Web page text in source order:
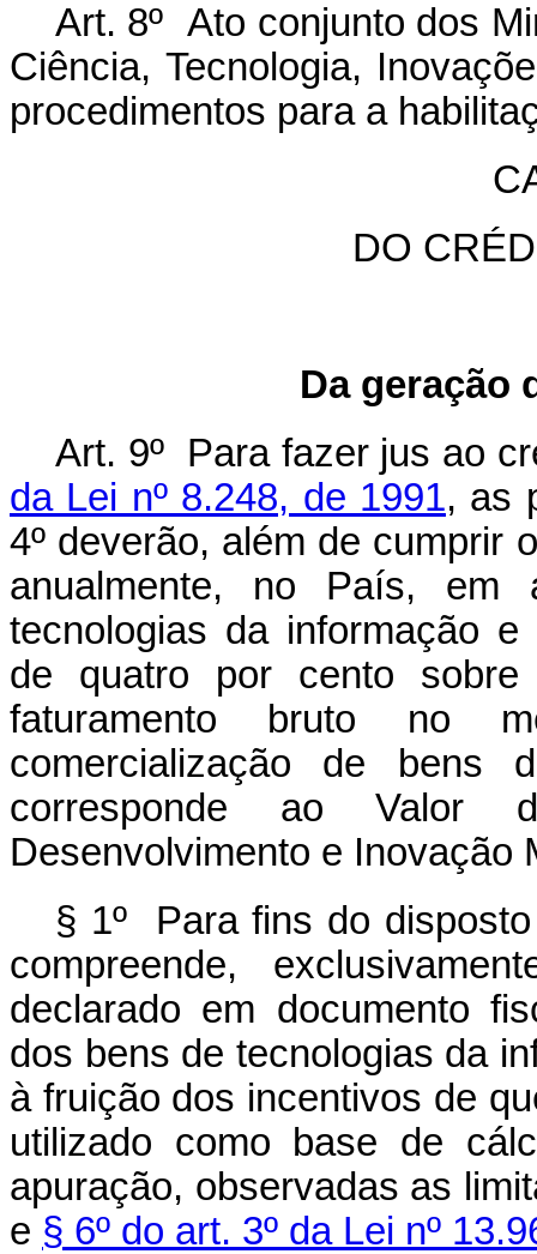
Art. 8º Ato conjunto dos
Ciência, Tecnologia,
procedimentos para a
DO
Da geração
Art. 9º Para fazer jus ao
da Lei nº 8.248, de 1991, as
4º deverão, além de cumprir
anualmente, no País,
tecnologias da informação
de quatro por cento
faturamento bruto no
comercialização de
corresponde ao Valor
Desenvolvimento e Inovação
§ 1º Para fins do
compreende,
declarado em documento
dos bens de tecnologias da
à fruição dos incentivos de
utilizado como base de
apuração, observadas as
e § 6º do art. 3º da Lei nº